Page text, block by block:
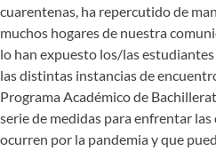
cuarentenas, ha repercutido de
muchos hogares de nuestra
lo han expuesto los/las
las distintas instancias de
Programa Académico de
serie de medidas para enfrentar
ocurren por la pandemia y que